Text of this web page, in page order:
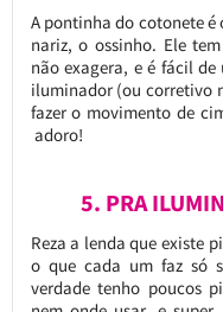
A pontinha do cotonete
nariz, o ossinho. Ele
não exagera, e é fácil
iluminador (ou corretivo
fazer o movimento de
adoro!
5. PRA
Reza a lenda que existe
o que cada um faz só
verdade tenho poucos